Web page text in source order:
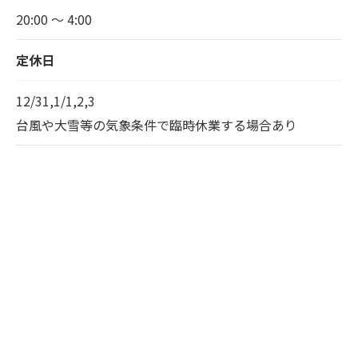
20:00 ～ 4:00
定休日
12/31,1/1,2,3
台風や大雪等の気象条件で臨時休業する場合あり